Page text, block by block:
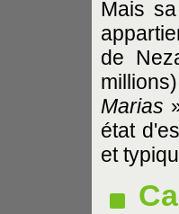
Mais
de
Marias
état
et